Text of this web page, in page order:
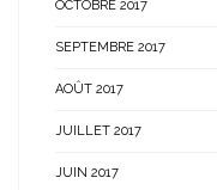
OCTOBRE 2017
SEPTEMBRE 2017
AOÛT 2017
JUILLET 2017
JUIN 2017